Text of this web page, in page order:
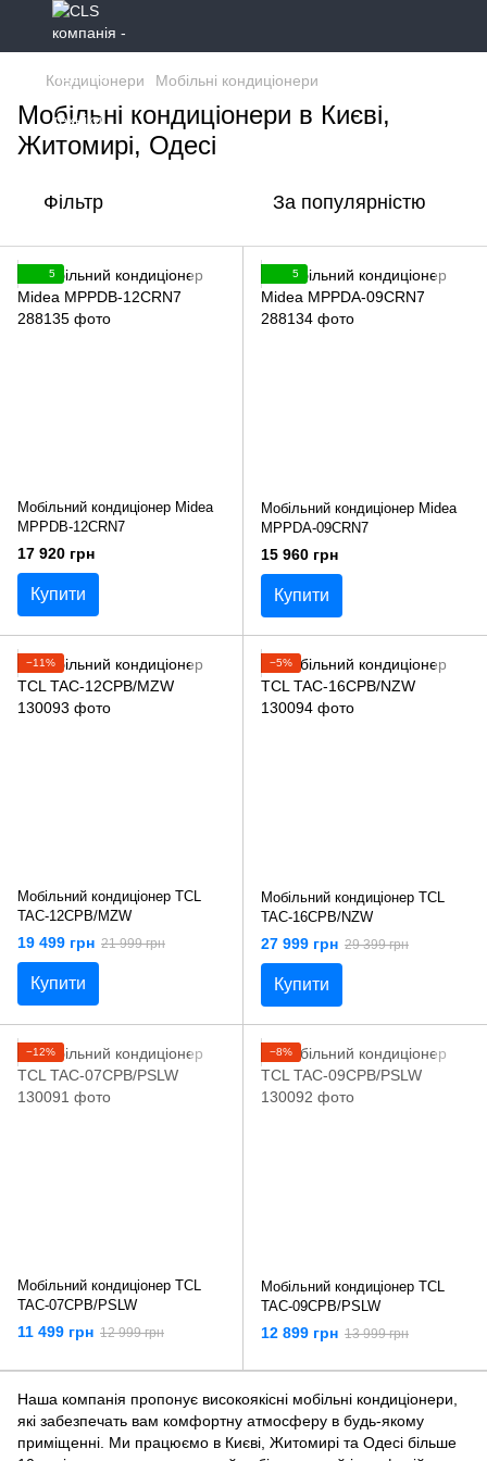
Кондиціонери Мобільні кондиціонери
Мобільні кондиціонери в Києві,
Житомирі, Одесі
Фільтр За популярністю
5
Мобільний кондиціонер Midea
MPPDB-12CRN7
17 920 грн
Купити
5
Мобільний кондиціонер Midea
MPPDA-09CRN7
15 960 грн
Купити
−11%
Мобільний кондиціонер TCL
TAC-12CPB/MZW
19 499 грн 21 999 грн
Купити
−5%
Мобільний кондиціонер TCL
TAC-16CPB/NZW
27 999 грн 29 399 грн
Купити
−12%
Мобільний кондиціонер TCL
TAC-07CPB/PSLW
11 499 грн 12 999 грн
−8%
Мобільний кондиціонер TCL
TAC-09CPB/PSLW
12 899 грн 13 999 грн
Наша компанія пропонує високоякісні мобільні кондиціонери,
які забезпечать вам комфортну атмосферу в будь-якому
приміщенні. Ми працюємо в Києві, Житомирі та Одесі більше